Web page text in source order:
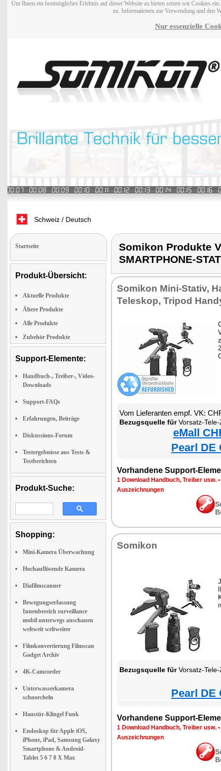
Um Ihnen ein bestmögliches Erlebnis auf dieser Website zu bieten setzen wir Cookies
zu. Informationen zur Verwendung und den
Nur essenzielle
Schweiz / Deutsch
Startseite
Produkt-Übersicht:
Aktuelle Produkte
Ältere Produkte
Alle Produkte
Zubehör Produkte
Support-Elemente:
Handbuch-, Treiber-, Video-
Downloads
Support-FAQs
Erfahrungen, Beiträge
Diskussions-Forum
Testergebnisse aus Tests &
Testberichten
Produkt-Suche:
Shopping:
Mini-Kamera Überwachung
Hochauflösende Kamera
Diafilmscanner
Bewegungserfassung
Innenbereich surveillance
mobil unterwegs anschauen
weltweit weltweiter
Filmkonvertierung Filmscan
Gadget Archiv
4K-Camcorder
Unterwasserkamera
schnorcheln
Haustür-Klingel Funk
Endoskop für Apple iOS,
iPhone, iPad, Samsung Galaxy
Smartphone & Android-
Tablet 5 6 7 8 X Max
Somikon Produkte
SMARTPHONE-
Somikon Mini-Stativ,
Teleskop, Tripod
Vom Lieferanten empf. VK:
Bezugsquelle fürVorsatz-Tele-Zoom-
eMall
Pearl DE
Vorhandene Support-
1 Download Handbuch, Treiber usw. •
Auszeichnungen
Somikon
Bezugsquelle fürVorsatz-Tele-Zoom-
Pearl DE
Vorhandene Support-
1 Download Handbuch, Treiber usw. •
Auszeichnungen